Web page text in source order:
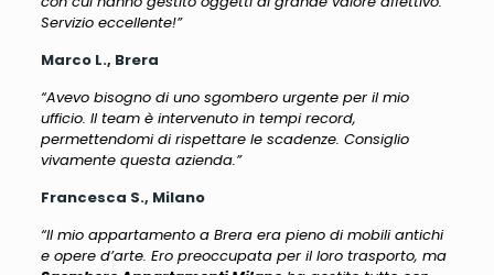
Servizio eccellente!”
Marco L., Brera
“Avevo bisogno di uno sgombero urgente per il mio
ufficio. Il team è intervenuto in tempi record,
permettendomi di rispettare le scadenze. Consiglio
vivamente questa azienda.”
Francesca S., Milano
“Il mio appartamento a Brera era pieno di mobili antichi
e opere d’arte. Ero preoccupata per il loro trasporto, ma